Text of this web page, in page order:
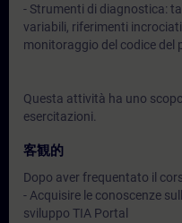
- Strumenti di diagnostica:
variabili, riferimenti
monitoraggio del codice del
Questa attività ha uno
esercitazioni.
客観的
Dopo aver frequentato il
- Acquisire le conoscenze
sviluppo TIA Portal